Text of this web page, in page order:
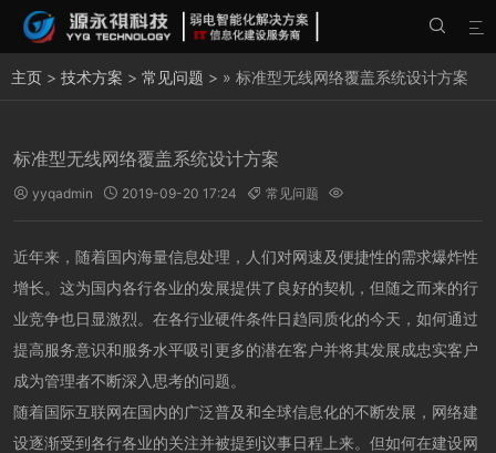


主页 > 技术方案 > 常见问题 > » 标准型无线网络覆盖系统设计方案
标准型无线网络覆盖系统设计方案
 yyqadmin  2019-09-20 17:24  常见问题 
近年来，随着国内海量信息处理，人们对网速及便捷性的需求爆炸性
增长。这为国内各行各业的发展提供了良好的契机，但随之而来的行
业竞争也日显激烈。在各行业硬件条件日趋同质化的今天，如何通过
提高服务意识和服务水平吸引更多的潜在客户并将其发展成忠实客户
成为管理者不断深入思考的问题。
随着国际互联网在国内的广泛普及和全球信息化的不断发展，网络建
设逐渐受到各行各业的关注并被提到议事日程上来。但如何在建设网